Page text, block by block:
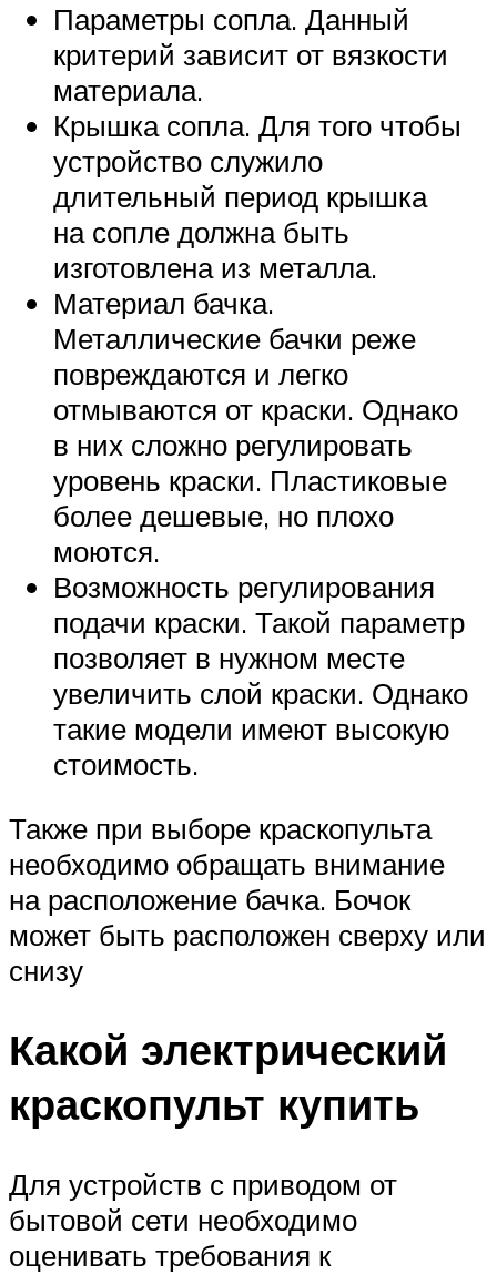
Параметры сопла. Данный
критерий зависит от вязкости
материала.
Крышка сопла. Для того чтобы
устройство служило
длительный период крышка
на сопле должна быть
изготовлена из металла.
Материал бачка.
Металлические бачки реже
повреждаются и легко
отмываются от краски. Однако
в них сложно регулировать
уровень краски. Пластиковые
более дешевые, но плохо
моются.
Возможность регулирования
подачи краски. Такой параметр
позволяет в нужном месте
увеличить слой краски. Однако
такие модели имеют высокую
стоимость.
Также при выборе краскопульта
необходимо обращать внимание
на расположение бачка. Бочок
может быть расположен сверху или
снизу
Какой электрический
краскопульт купить
Для устройств с приводом от
бытовой сети необходимо
оценивать требования к